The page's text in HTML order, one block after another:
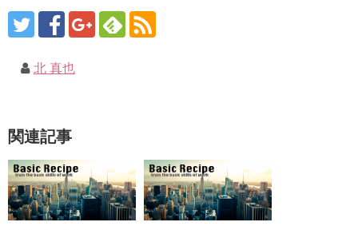
北 真也
関連記事